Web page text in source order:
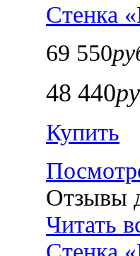
Стенка
69 550
48 440
Купить
Отзывы
Читать